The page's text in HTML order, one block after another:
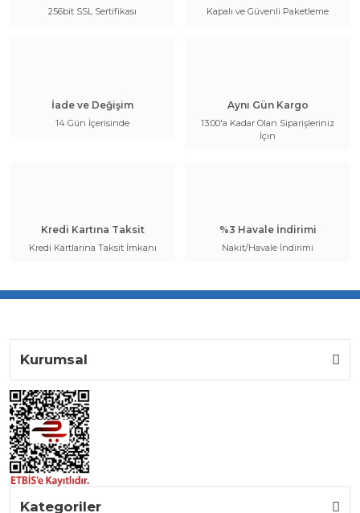
256bit SSL Sertifikası Kapalı ve Güvenli Paketleme
İade ve Değişim
14 Gün İçerisinde
Aynı Gün Kargo
13:00'a Kadar Olan Siparişleriniz
İçin
Kredi Kartına Taksit
Kredi Kartlarına Taksit İmkanı
%3 Havale İndirimi
Nakit/Havale İndirimi
Kurumsal
Kategoriler